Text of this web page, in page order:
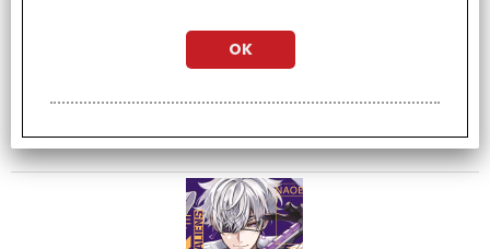
08 Double Edition
€12,90